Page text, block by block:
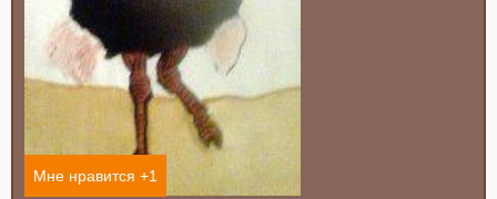
Мне нравится +1